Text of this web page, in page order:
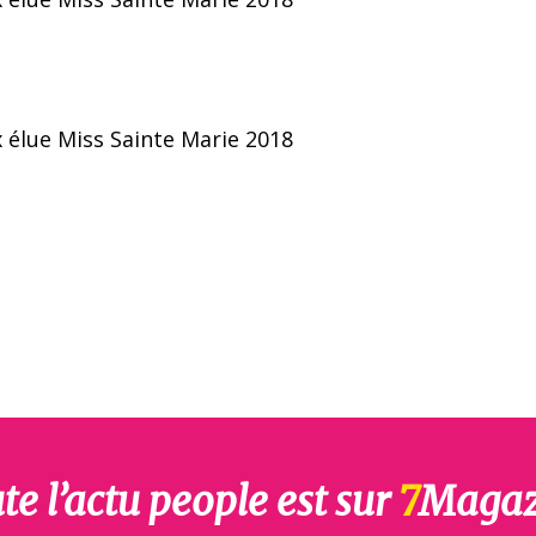
l’actu people est sur7